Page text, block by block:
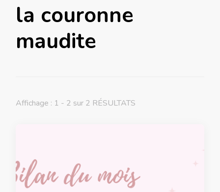
la couronne
maudite
Affichage : 1 - 2 sur 2 RÉSULTATS